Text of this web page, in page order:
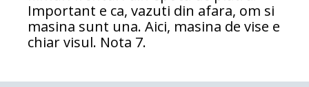
Important e ca, vazuti din afara, om si
masina sunt una. Aici, masina de vise e
chiar visul. Nota 7.